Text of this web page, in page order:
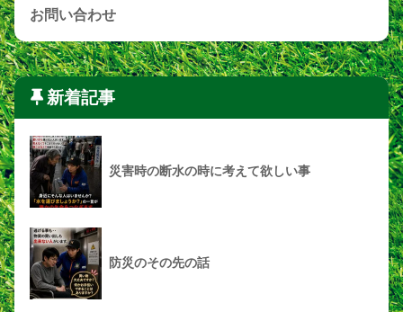
お問い合わせ
新着記事
災害時の断水の時に考えて欲しい事
防災のその先の話